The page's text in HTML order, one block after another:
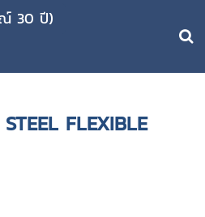
30 ปี)
FLEXIBLE